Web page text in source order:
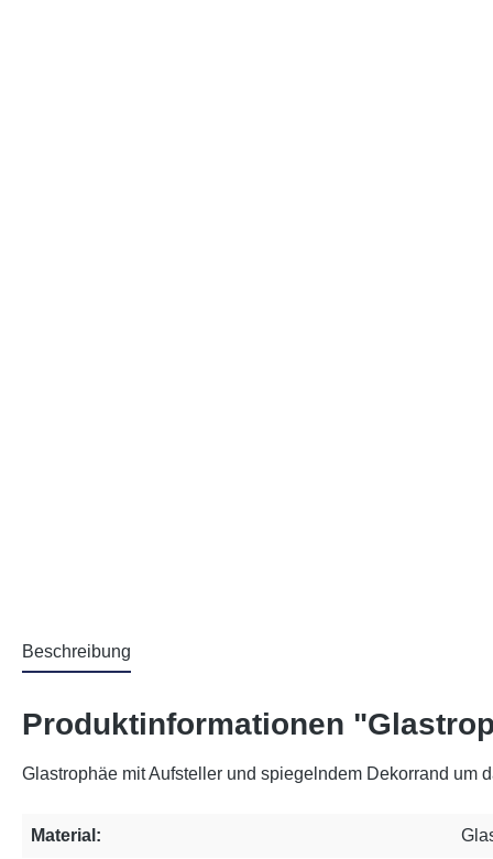
Beschreibung
Produktinformationen
Glastrophäe mit Aufsteller und spiegelndem Dekorrand um
Material: